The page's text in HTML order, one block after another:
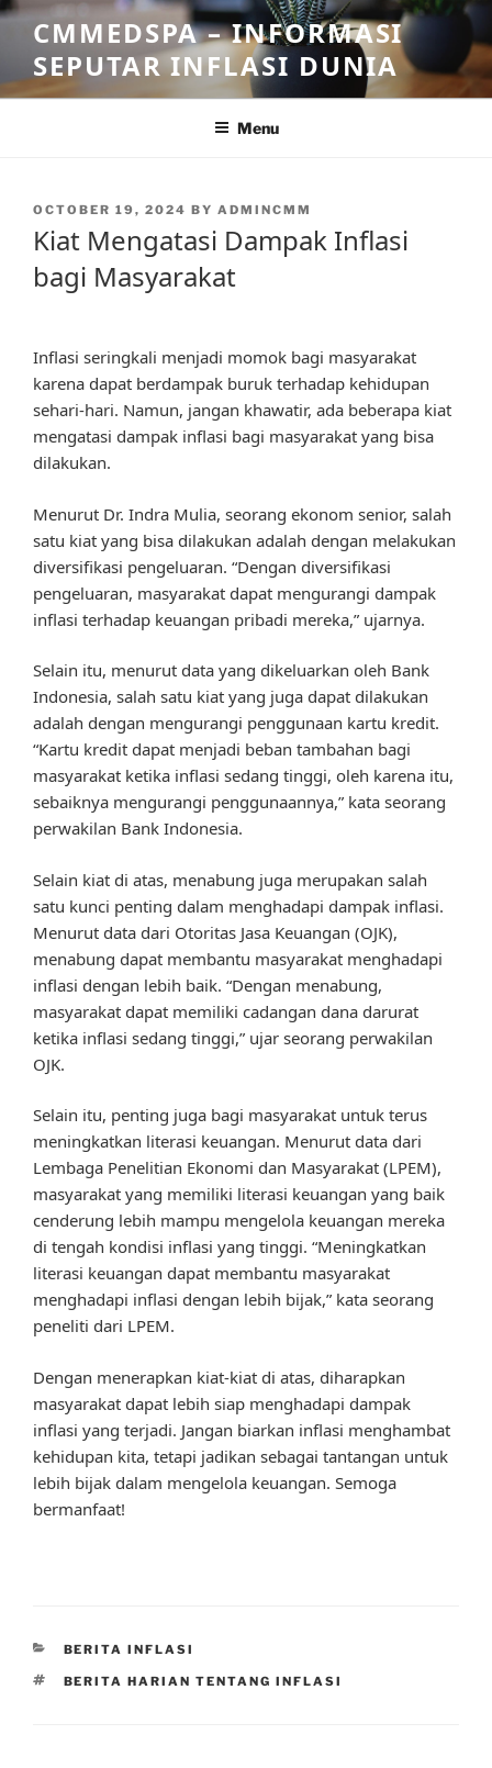
Skip
content
CMMEDSPA – INFORMASI
SEPUTAR INFLASI DUNIA
Menu
POSTED
ON
OCTOBER 19, 2024 BY ADMINCMM
Kiat Mengatasi Dampak Inflasi
bagi Masyarakat
Inflasi seringkali menjadi momok bagi masyarakat
karena dapat berdampak buruk terhadap kehidupan
sehari-hari. Namun, jangan khawatir, ada beberapa kiat
mengatasi dampak inflasi bagi masyarakat yang bisa
dilakukan.
Menurut Dr. Indra Mulia, seorang ekonom senior, salah
satu kiat yang bisa dilakukan adalah dengan melakukan
diversifikasi pengeluaran. “Dengan diversifikasi
pengeluaran, masyarakat dapat mengurangi dampak
inflasi terhadap keuangan pribadi mereka,” ujarnya.
Selain itu, menurut data yang dikeluarkan oleh Bank
Indonesia, salah satu kiat yang juga dapat dilakukan
adalah dengan mengurangi penggunaan kartu kredit.
“Kartu kredit dapat menjadi beban tambahan bagi
masyarakat ketika inflasi sedang tinggi, oleh karena itu,
sebaiknya mengurangi penggunaannya,” kata seorang
perwakilan Bank Indonesia.
Selain kiat di atas, menabung juga merupakan salah
satu kunci penting dalam menghadapi dampak inflasi.
Menurut data dari Otoritas Jasa Keuangan (OJK),
menabung dapat membantu masyarakat menghadapi
inflasi dengan lebih baik. “Dengan menabung,
masyarakat dapat memiliki cadangan dana darurat
ketika inflasi sedang tinggi,” ujar seorang perwakilan
OJK.
Selain itu, penting juga bagi masyarakat untuk terus
meningkatkan literasi keuangan. Menurut data dari
Lembaga Penelitian Ekonomi dan Masyarakat (LPEM),
masyarakat yang memiliki literasi keuangan yang baik
cenderung lebih mampu mengelola keuangan mereka
di tengah kondisi inflasi yang tinggi. “Meningkatkan
literasi keuangan dapat membantu masyarakat
menghadapi inflasi dengan lebih bijak,” kata seorang
peneliti dari LPEM.
Dengan menerapkan kiat-kiat di atas, diharapkan
masyarakat dapat lebih siap menghadapi dampak
inflasi yang terjadi. Jangan biarkan inflasi menghambat
kehidupan kita, tetapi jadikan sebagai tantangan untuk
lebih bijak dalam mengelola keuangan. Semoga
bermanfaat!
CATEGORIES
BERITA INFLASI
TAGS
BERITA HARIAN TENTANG INFLASI